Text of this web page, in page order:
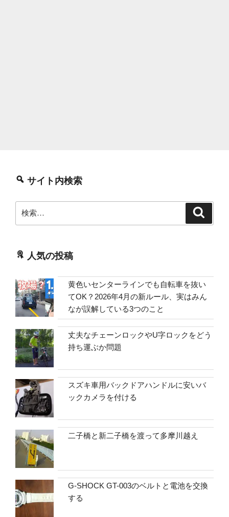
サイト内検索
索:
人気の投稿
黄色いセンターラインでも自転車を抜い
てOK？2026年4月の新ルール、実はみん
なが誤解している3つのこと
丈夫なチェーンロックやU字ロックをどう
持ち運ぶか問題
スズキ車用バックドアハンドルに安いバ
ックカメラを付ける
二子橋と新二子橋を渡って多摩川越え
G-SHOCK GT-003のベルトと電池を交換
する